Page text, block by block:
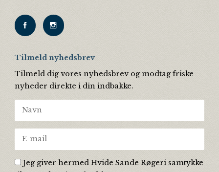
Tilmeld nyhedsbrev
Tilmeld dig vores nyhedsbrev og modtag friske
nyheder direkte i din indbakke.
Jeg giver hermed Hvide Sande Røgeri samtykke